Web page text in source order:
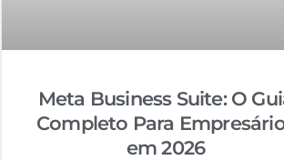
Meta Business Suite: O
Completo Para
em 2026